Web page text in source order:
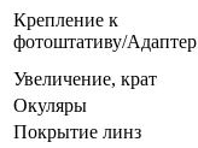
Крепление к
фотоштативу/Адаптер
Увеличение, крат
Окуляры
Покрытие линз